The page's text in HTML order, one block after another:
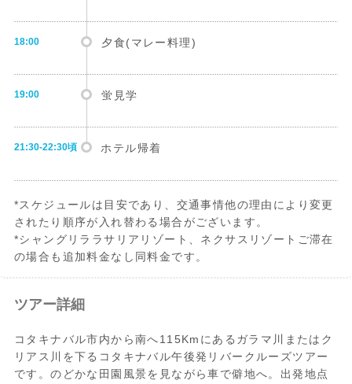
18:00 夕食(マレー料理)
19:00 蛍見学
21:30-22:30頃 ホテル帰着
*スケジュールは目安であり、交通事情他の理由により変更
されたり順序が入れ替わる場合がございます。
*シャングリララサリアリゾート、ネクサスリゾートご滞在
の場合も追加料金なし同料金です。
ツアー詳細
コタキナバル市内から南へ115Kmにあるガラマ川またはク
リアス川を下るコタキナバル午後発リバークルーズツアー
です。のどかな田園風景を見ながら車で僻地へ。出発地点